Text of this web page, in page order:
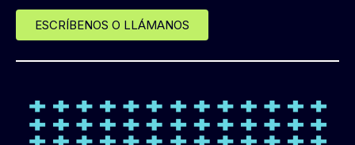
ESCRÍBENOS O LLÁMANOS